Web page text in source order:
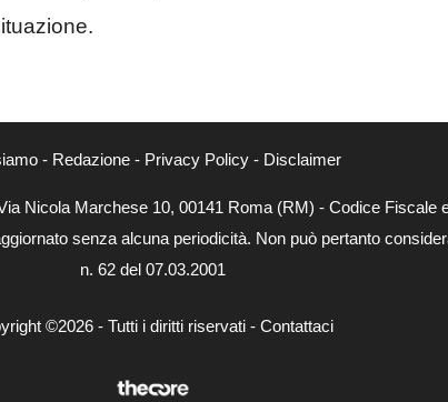
- Redazione- Privacy Policy- Disclaimer
Nicola Marchese 10, 00141 Roma (RM) - Codice Fiscale
senza alcuna periodicità. Non può pertanto
n. 62 del 07.03.2001
©2026 - Tutti i diritti riservati - Contattaci